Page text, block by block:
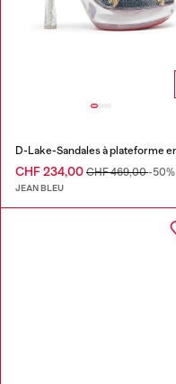
CHF 234,00 CHF 469,00-50%
JEAN BLEU